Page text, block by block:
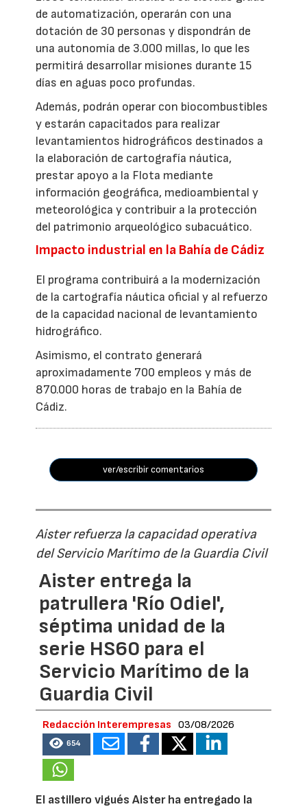
de automatización, operarán con una
dotación de 30 personas y dispondrán de
una autonomía de 3.000 millas, lo que les
permitirá desarrollar misiones durante 15
días en aguas poco profundas.
Además, podrán operar con biocombustibles
y estarán capacitados para realizar
levantamientos hidrográficos destinados a
la elaboración de cartografía náutica,
prestar apoyo a la Flota mediante
información geográfica, medioambiental y
meteorológica y contribuir a la protección
del patrimonio arqueológico subacuático.
Impacto industrial en la Bahía de Cádiz
El programa contribuirá a la modernización
de la cartografía náutica oficial y al refuerzo
de la capacidad nacional de levantamiento
hidrográfico.
Asimismo, el contrato generará
aproximadamente 700 empleos y más de
870.000 horas de trabajo en la Bahía de
Cádiz.
ver/escribir comentarios
Aister refuerza la capacidad operativa
del Servicio Marítimo de la Guardia Civil
Aister entrega la
patrullera 'Río Odiel',
séptima unidad de la
serie HS60 para el
Servicio Marítimo de la
Guardia Civil
Redacción Interempresas 03/08/2026
654
El astillero vigués Aister ha entregado la